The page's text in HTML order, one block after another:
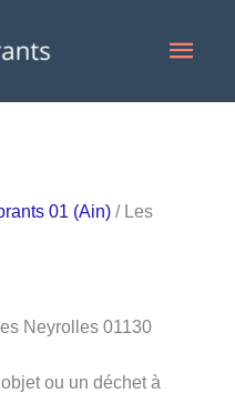
01 (Ain) / Les
Neyrolles 01130
ou un déchet à